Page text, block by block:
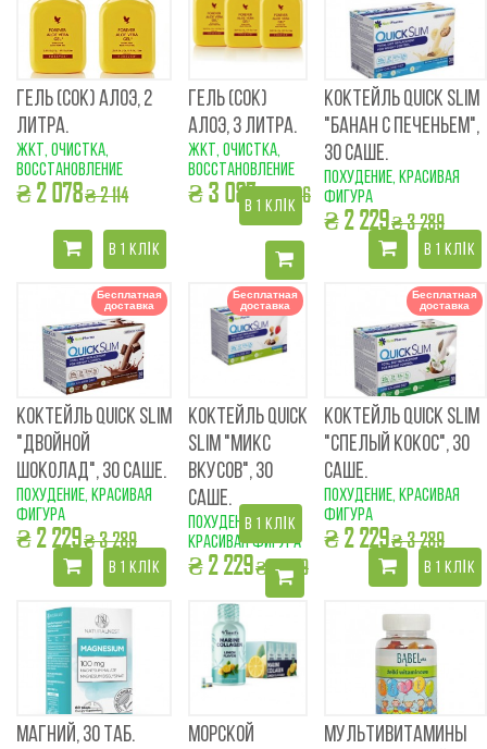
ГЕЛЬ (СОК) АЛОЭ, 2
ЛИТРА.
ЖКТ, очистка,
восстановление
₴ 2 078₴ 2 114
В 1 КЛІК
ГЕЛЬ (СОК)
АЛОЭ, 3 ЛИТРА.
ЖКТ, очистка,
восстановление
₴ 3 087₴ 3 586
В 1 КЛІК
КОКТЕЙЛЬ QUICK SLIM
"БАНАН С ПЕЧЕНЬЕМ",
30 САШЕ.
похудение, красивая
фигура
₴ 2 229₴ 3 289
В 1 КЛІК
Бесплатная
доставка
КОКТЕЙЛЬ QUICK SLIM
"ДВОЙНОЙ
ШОКОЛАД", 30 САШЕ.
похудение, красивая
фигура
₴ 2 229₴ 3 289
В 1 КЛІК
Бесплатная
доставка
КОКТЕЙЛЬ QUICK
SLIM "МИКС
ВКУСОВ", 30
САШЕ.
похудение,
красивая фигура
₴ 2 229₴ 3 289
В 1 КЛІК
Бесплатная
доставка
КОКТЕЙЛЬ QUICK SLIM
"СПЕЛЫЙ КОКОС", 30
САШЕ.
похудение, красивая
фигура
₴ 2 229₴ 3 289
В 1 КЛІК
МАГНИЙ, 30 ТАБ.
МОРСКОЙ
МУЛЬТИВИТАМИНЫ